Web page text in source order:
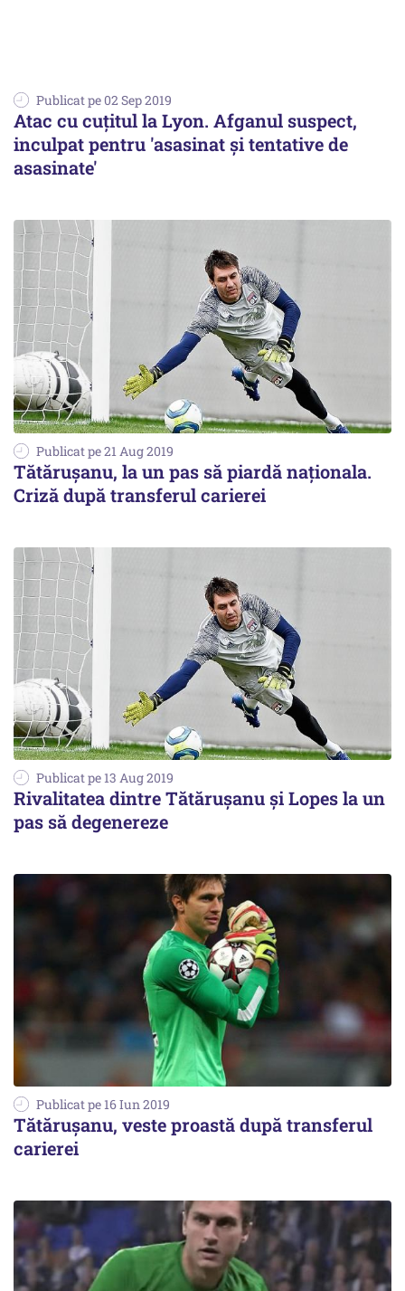
Publicat pe 02 Sep 2019
Atac cu cuţitul la Lyon. Afganul suspect,
inculpat pentru 'asasinat şi tentative de
asasinate'
Publicat pe 21 Aug 2019
Tătărușanu, la un pas să piardă naționala.
Criză după transferul carierei
Publicat pe 13 Aug 2019
Rivalitatea dintre Tătăruşanu şi Lopes la un
pas să degenereze
Publicat pe 16 Iun 2019
Tătărușanu, veste proastă după transferul
carierei